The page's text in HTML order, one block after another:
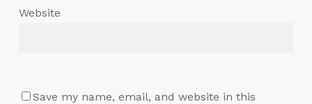
Website
Save my name, email, and website in this